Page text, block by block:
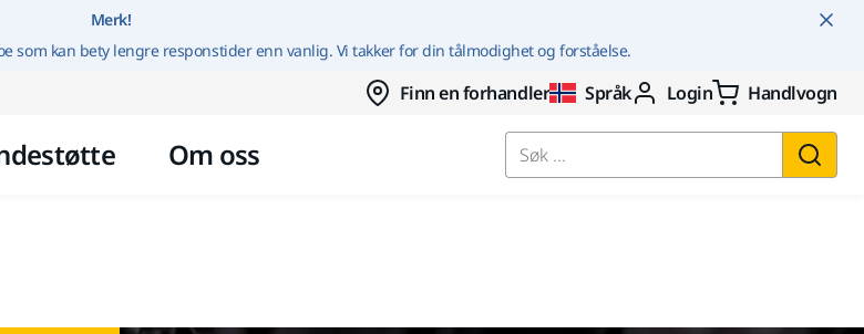
Gå til innhold
Merk!
som kan bety lengre responstider enn vanlig. Vi takker for din tålmodighet og forståelse.
Finn en forhandler Språk Login Handlvogn
Om oss Søk ...